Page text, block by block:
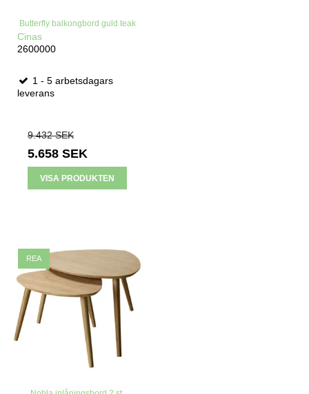
Butterfly balkongbord guld teak
Cinas
2600000
1 - 5 arbetsdagars
leverans
9.432 SEK
5.658 SEK
VISA PRODUKTEN
REA